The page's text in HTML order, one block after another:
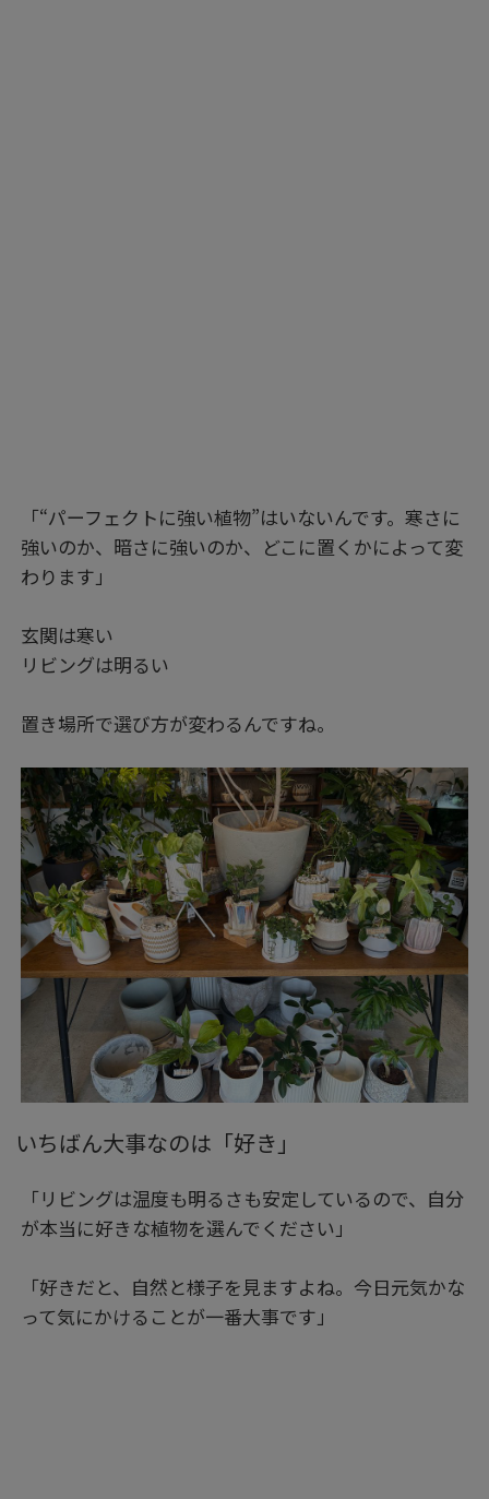
「“パーフェクトに強い植物”はいないんです。寒さに
強いのか、暗さに強いのか、どこに置くかによって変
わります」
玄関は寒い
リビングは明るい
置き場所で選び方が変わるんですね。
いちばん大事なのは「好き」
「リビングは温度も明るさも安定しているので、自分
が本当に好きな植物を選んでください」
「好きだと、自然と様子を見ますよね。今日元気かな
って気にかけることが一番大事です」